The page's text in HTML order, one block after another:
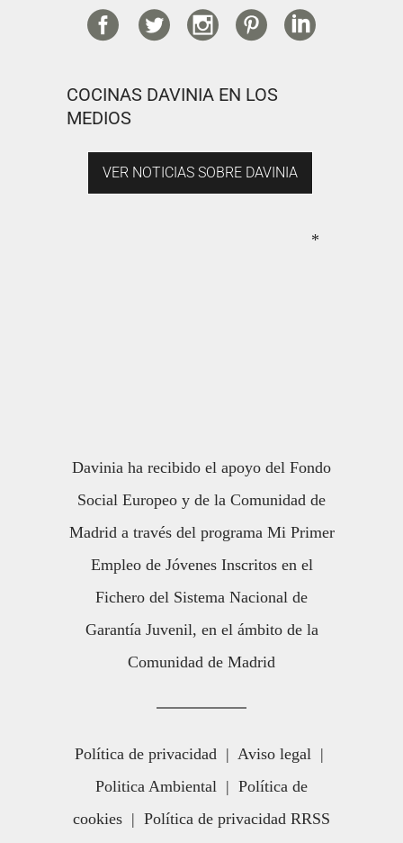
COCINAS DAVINIA EN LOS
MEDIOS
VER NOTICIAS SOBRE DAVINIA
*
Davinia ha recibido el apoyo del Fondo
Social Europeo y de la Comunidad de
Madrid a través del programa Mi Primer
Empleo de Jóvenes Inscritos en el
Fichero del Sistema Nacional de
Garantía Juvenil, en el ámbito de la
Comunidad de Madrid
Política de privacidad | Aviso legal |
Politica Ambiental | Política de
cookies | Política de privacidad RRSS